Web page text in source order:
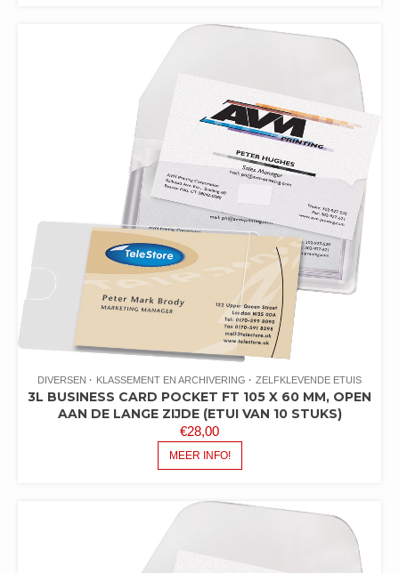
DIVERSEN KLASSEMENT EN ARCHIVERING ZELFKLEVENDE ETUIS
3L BUSINESS CARD POCKET FT 105 X 60 MM, OPEN
AAN DE LANGE ZIJDE (ETUI VAN 10 STUKS)
€28,00
MEER INFO!